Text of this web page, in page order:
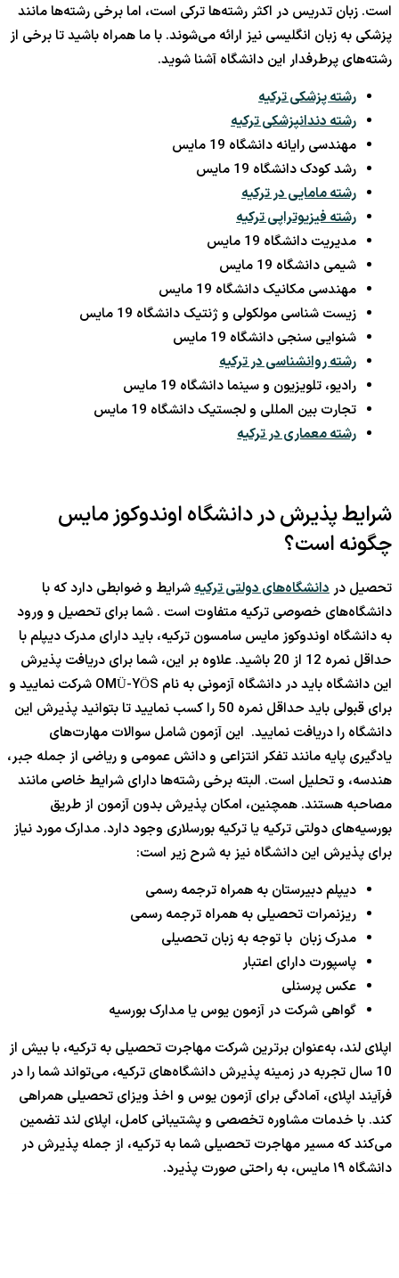
است. زبان تدریس در اکثر رشته‌ها ترکی است، اما برخی رشته‌ها مانند
پزشکی به زبان انگلیسی نیز ارائه می‌شوند. با ما همراه باشید تا برخی از
رشته‌های پرطرفدار این دانشگاه آشنا شوید.
رشته پزشکی ترکیه
رشته دندانپزشکی ترکیه
مهندسی رایانه دانشگاه 19 مایس
رشد کودک دانشگاه 19 مایس
رشته مامایی در ترکیه
رشته فیزیوتراپی ترکیه
مدیریت دانشگاه 19 مایس
شیمی دانشگاه 19 مایس
مهندسی مکانیک دانشگاه 19 مایس
زیست شناسی مولکولی و ژنتیک دانشگاه 19 مایس
شنوایی سنجی دانشگاه 19 مایس
رشته روانشناسی در ترکیه
رادیو، تلویزیون و سینما دانشگاه 19 مایس
تجارت بین المللی و لجستیک دانشگاه 19 مایس
رشته معماری در ترکیه
شرایط پذیرش در دانشگاه اوندوکوز مایس
چگونه است؟
تحصیل دردانشگاه‌های دولتی ترکیهشرایط و ضوابطی دارد که با
دانشگاه‌های خصوصی ترکیه متفاوت است . شما برای تحصیل و ورود
به دانشگاه اوندوکوز مایس سامسون ترکیه، باید دارای مدرک دیپلم با
حداقل نمره 12 از 20 باشید. علاوه بر این، شما برای دریافت پذیرش
این دانشگاه باید در دانشگاه آزمونی به نام OMÜ-YÖS شرکت نمایید و
برای قبولی باید حداقل نمره 50 را کسب نمایید تا بتوانید پذیرش این
دانشگاه را دریافت نمایید. این آزمون شامل سوالات مهارت‌های
یادگیری پایه مانند تفکر انتزاعی و دانش عمومی و ریاضی از جمله جبر،
هندسه، و تحلیل است. البته برخی رشته‌ها دارای شرایط خاصی مانند
مصاحبه هستند. همچنین، امکان پذیرش بدون آزمون از طریق
بورسیه‌های دولتی ترکیه یا ترکیه بورسلاری وجود دارد. مدارک مورد نیاز
برای پذیرش این دانشگاه نیز به شرح زیر است:
دیپلم دبیرستان به همراه ترجمه رسمی
ریزنمرات تحصیلی به همراه ترجمه رسمی
مدرک زبان با توجه به زبان تحصیلی
پاسپورت دارای اعتبار
عکس پرسنلی
گواهی شرکت در آزمون یوس یا مدارک بورسیه
اپلای لند، به‌عنوان برترین شرکت مهاجرت تحصیلی به ترکیه، با بیش از
10 سال تجربه در زمینه پذیرش دانشگاه‌های ترکیه، می‌تواند شما را در
فرآیند اپلای، آمادگی برای آزمون یوس و اخذ ویزای تحصیلی همراهی
کند. با خدمات مشاوره تخصصی و پشتیبانی کامل، اپلای لند تضمین
می‌کند که مسیر مهاجرت تحصیلی شما به ترکیه، از جمله پذیرش در
دانشگاه ۱۹ مایس، به راحتی صورت پذیرد.